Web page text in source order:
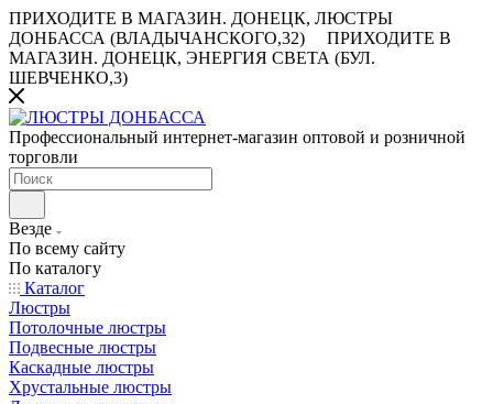
ПРИХОДИТЕ В МАГАЗИН. ДОНЕЦК, ЛЮСТРЫ
ДОНБАССА (ВЛАДЫЧАНСКОГО,32)
ПРИХОДИТЕ В
МАГАЗИН. ДОНЕЦК, ЭНЕРГИЯ СВЕТА (БУЛ.
ШЕВЧЕНКО,3)
Профессиональный интернет-магазин оптовой и розничной
торговли
Везде
По всему сайту
По каталогу
Каталог
Люстры
Потолочные люстры
Подвесные люстры
Каскадные люстры
Хрустальные люстры